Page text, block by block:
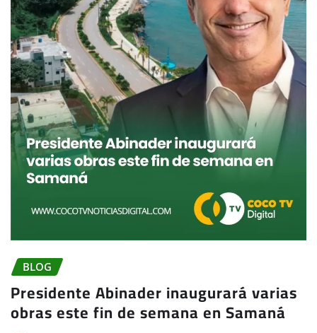
BLOG
Presidente Abinader inaugurará varias
obras este fin de semana en Samaná